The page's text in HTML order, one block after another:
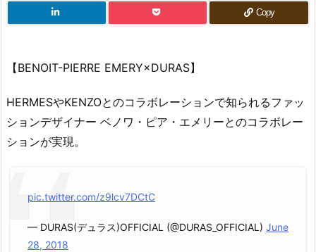
Copy
【BENOIT-PIERRE EMERY×DURAS】
HERMESやKENZOとのコラボレーションで知られるファッ
ションデザイナー ベノワ・ピア・エメリーとのコラボレー
ションが実現。
pic.twitter.com/z9lcv7DCtC
— DURAS(デュラス)OFFICIAL (@DURAS_OFFICIAL) June
28, 2018